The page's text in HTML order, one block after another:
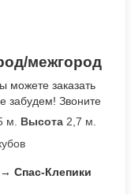
межгород
можете заказать
забудем! Звоните
м. Высота 2,7 м.
Спас-Клепики